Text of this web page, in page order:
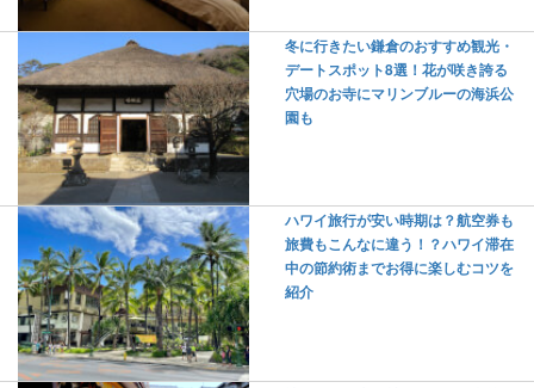
冬に行きたい鎌倉のおすすめ観光・
デートスポット8選！花が咲き誇る
穴場のお寺にマリンブルーの海浜公
園も
ハワイ旅行が安い時期は？航空券も
旅費もこんなに違う！？ハワイ滞在
中の節約術までお得に楽しむコツを
紹介